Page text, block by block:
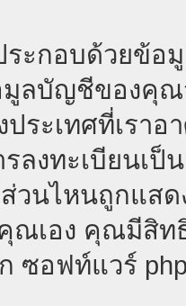
กอบด้วยข้อมู
ลบัญชีของคุณ
ระเทศที่เราอ
รลงทะเบียนเ
วนไหนถูกแส
เอง คุณมีสิทธิ์
ซอฟท์แวร์